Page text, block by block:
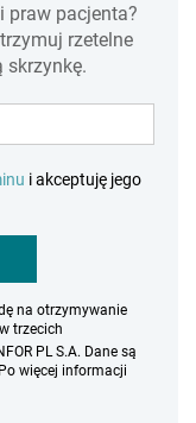
praw pacjenta?
rzetelne
skrzynkę.
i akceptuję jego
na otrzymywanie
trzecich
PL S.A. Dane są
więcej informacji